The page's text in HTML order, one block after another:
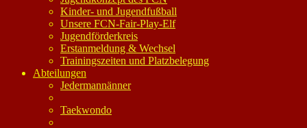
Kinder- und Jugendfußball
Unsere FCN-Fair-Play-Elf
Jugendförderkreis
Erstanmeldung & Wechsel
Trainingszeiten und Platzbelegung
Abteilungen
Jedermannänner
Taekwondo